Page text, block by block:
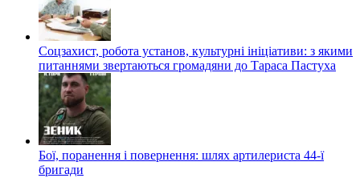
Соцзахист, робота установ, культурні ініціативи: з якими
питаннями звертаються громадяни до Тараса Пастуха
Бої, поранення і повернення: шлях артилериста 44-ї
бригади